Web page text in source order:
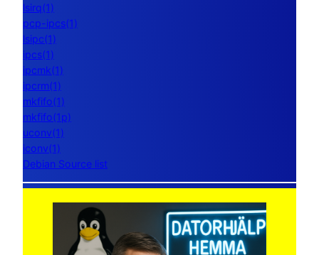
lsirq(1)
pcp-ipcs(1)
lsipc(1)
ipcs(1)
ipcmk(1)
ipcrm(1)
mkfifo(1)
mkfifo(1p)
uconv(1)
iconv(1)
Debian Source list